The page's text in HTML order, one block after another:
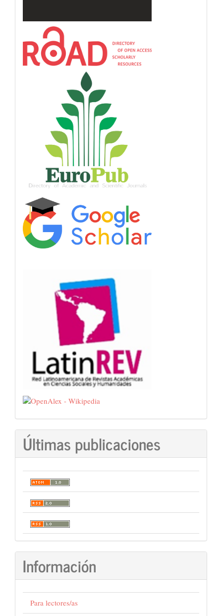
Últimas publicaciones
Información
Para lectores/as